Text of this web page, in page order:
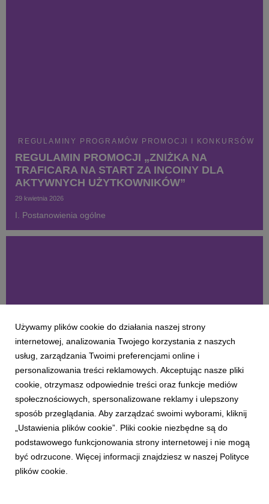
REGULAMINY PROGRAMÓW PROMOCJI I KONKURSÓW
REGULAMIN PROMOCJI „ZNIŻKA NA
TRAFICARA NA START ZA INCOINY DLA
AKTYWNYCH UŻYTKOWNIKÓW”
29 kwietnia 2026
I. Postanowienia ogólne
REGULAMINY PROGRAMÓW PROMOCJI I KONKURSÓW
REGULAMIN PROMOCJI „ZNIŻKA NA
TRAFICARA NA START ZA INCOINY DLA
NOWYCH UŻYTKOWNIKÓW”
29 kwietnia 2026
I. Postanowienia ogólne
Używamy plików cookie do działania naszej strony
internetowej, analizowania Twojego korzystania z naszych
usług, zarządzania Twoimi preferencjami online i
personalizowania treści reklamowych. Akceptując nasze pliki
cookie, otrzymasz odpowiednie treści oraz funkcje mediów
społecznościowych, spersonalizowane reklamy i ulepszony
sposób przeglądania. Aby zarządzać swoimi wyborami, kliknij
„Ustawienia plików cookie”. Pliki cookie niezbędne są do
podstawowego funkcjonowania strony internetowej i nie mogą
być odrzucone. Więcej informacji znajdziesz w naszej Polityce
plików cookie.